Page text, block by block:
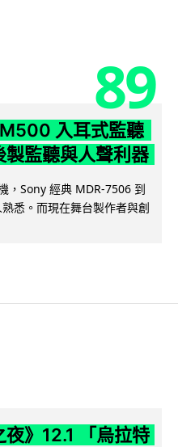
89
M500 入耳式監聽
監聽與人聲利器
，Sony 經典 MDR-7506 到
悉。而現在舞台製作者與創
夜》12.1 「烏拉特